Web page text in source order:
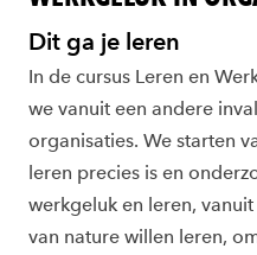
Dit ga je leren
In de cursus Leren en
we vanuit een andere
organisaties. We starten
leren precies is en
werkgeluk en leren,
van nature willen leren,